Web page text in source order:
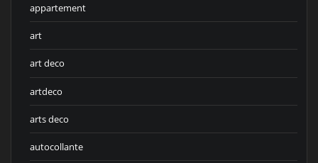
appartement
art
art deco
artdeco
arts deco
autocollante